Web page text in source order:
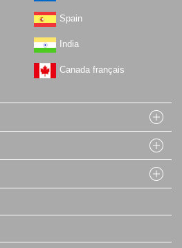
Spain
India
Canada français